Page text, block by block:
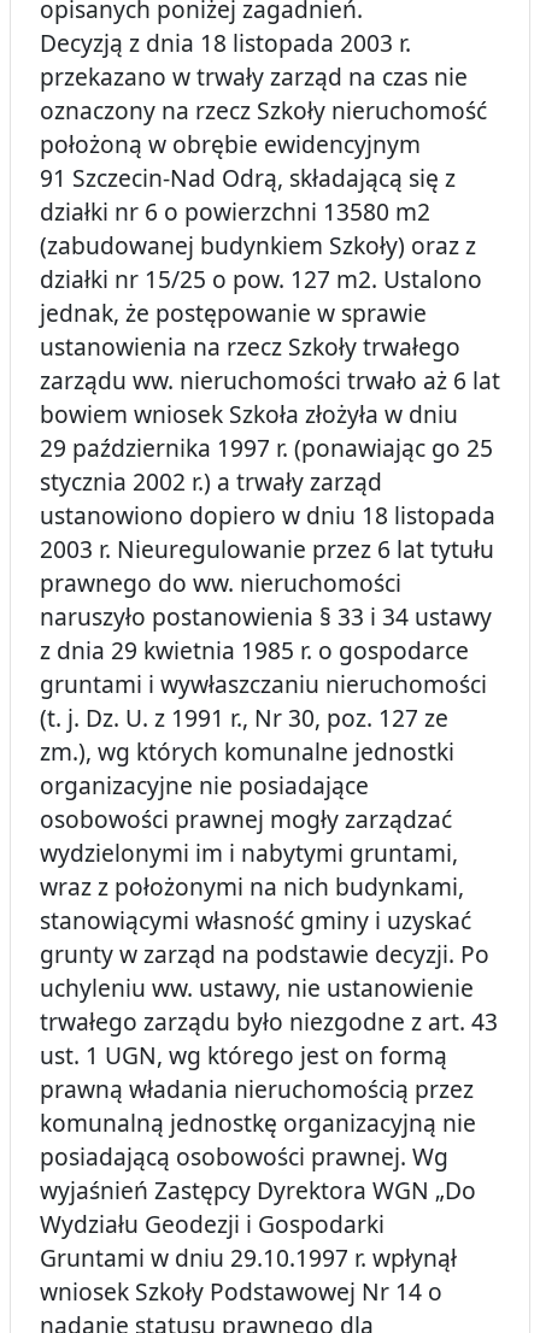
opisanych poniżej zagadnień.
Decyzją z dnia 18 listopada 2003 r.
przekazano w trwały zarząd na czas nie
oznaczony na rzecz Szkoły nieruchomość
położoną w obrębie ewidencyjnym
91 Szczecin-Nad Odrą, składającą się z
działki nr 6 o powierzchni 13580 m2
(zabudowanej budynkiem Szkoły) oraz z
działki nr 15/25 o pow. 127 m2. Ustalono
jednak, że postępowanie w sprawie
ustanowienia na rzecz Szkoły trwałego
zarządu ww. nieruchomości trwało aż 6 lat
bowiem wniosek Szkoła złożyła w dniu
29 października 1997 r. (ponawiając go 25
stycznia 2002 r.) a trwały zarząd
ustanowiono dopiero w dniu 18 listopada
2003 r. Nieuregulowanie przez 6 lat tytułu
prawnego do ww. nieruchomości
naruszyło postanowienia § 33 i 34 ustawy
z dnia 29 kwietnia 1985 r. o gospodarce
gruntami i wywłaszczaniu nieruchomości
(t. j. Dz. U. z 1991 r., Nr 30, poz. 127 ze
zm.), wg których komunalne jednostki
organizacyjne nie posiadające
osobowości prawnej mogły zarządzać
wydzielonymi im i nabytymi gruntami,
wraz z położonymi na nich budynkami,
stanowiącymi własność gminy i uzyskać
grunty w zarząd na podstawie decyzji. Po
uchyleniu ww. ustawy, nie ustanowienie
trwałego zarządu było niezgodne z art. 43
ust. 1 UGN, wg którego jest on formą
prawną władania nieruchomością przez
komunalną jednostkę organizacyjną nie
posiadającą osobowości prawnej. Wg
wyjaśnień Zastępcy Dyrektora WGN „Do
Wydziału Geodezji i Gospodarki
Gruntami w dniu 29.10.1997 r. wpłynął
wniosek Szkoły Podstawowej Nr 14 o
nadanie statusu prawnego dla